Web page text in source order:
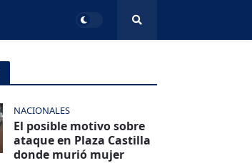
NACIONALES
El posible motivo sobre
ataque en Plaza Castilla
donde murió mujer